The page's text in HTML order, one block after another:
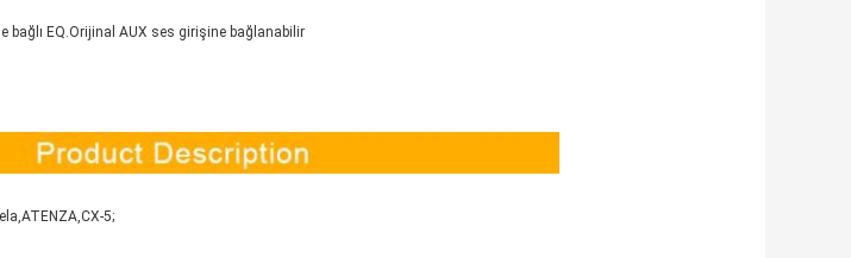
bağlı EQ.Orijinal AUX ses girişine bağlanabilir
5;